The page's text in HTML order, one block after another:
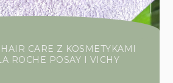
CARE Z KOSMETYKAMI
ROCHE POSAY I VICHY